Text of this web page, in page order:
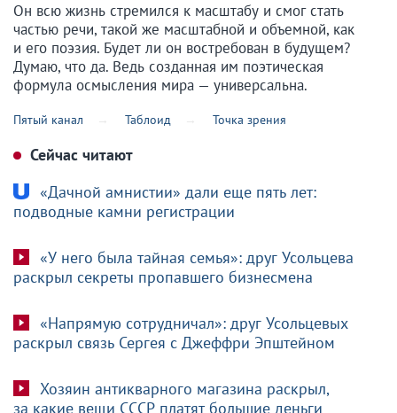
Он всю жизнь стремился к масштабу и смог стать
частью речи, такой же масштабной и объемной, как
и его поэзия. Будет ли он востребован в будущем?
Думаю, что да. Ведь созданная им поэтическая
формула осмысления мира — универсальна.
Пятый канал Таблоид Точка зрения
Сейчас читают
«Дачной амнистии» дали еще пять лет:
подводные камни регистрации
«У него была тайная семья»: друг Усольцева
раскрыл секреты пропавшего бизнесмена
«Напрямую сотрудничал»: друг Усольцевых
раскрыл связь Сергея с Джеффри Эпштейном
Хозяин антикварного магазина раскрыл,
за какие вещи СССР платят большие деньги